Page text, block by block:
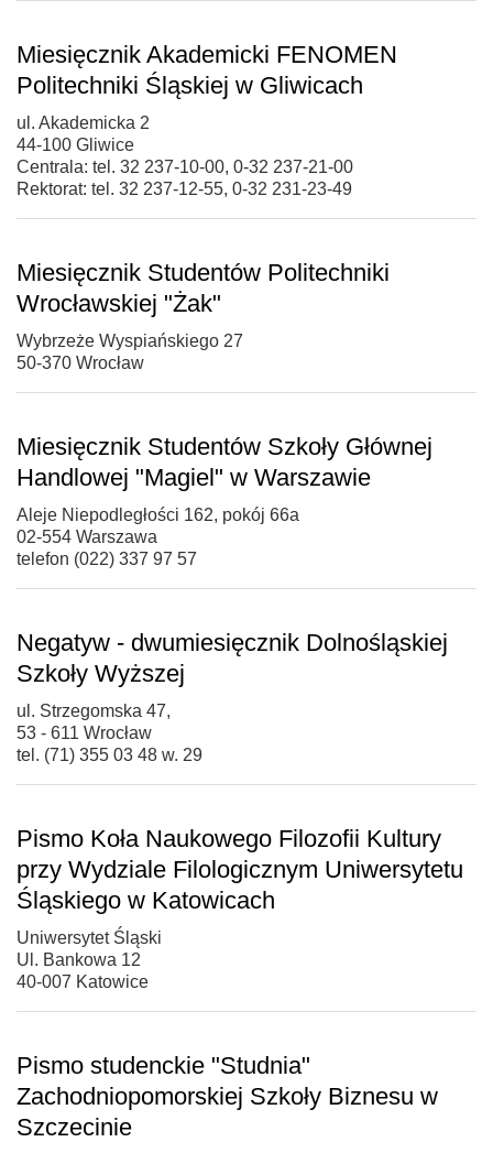
Miesięcznik Akademicki FENOMEN
Politechniki Śląskiej w Gliwicach
ul. Akademicka 2
44-100 Gliwice
Centrala: tel. 32 237-10-00, 0-32 237-21-00
Rektorat: tel. 32 237-12-55, 0-32 231-23-49
Miesięcznik Studentów Politechniki
Wrocławskiej "Żak"
Wybrzeże Wyspiańskiego 27
50-370 Wrocław
Miesięcznik Studentów Szkoły Głównej
Handlowej "Magiel" w Warszawie
Aleje Niepodległości 162, pokój 66a
02-554 Warszawa
telefon (022) 337 97 57
Negatyw - dwumiesięcznik Dolnośląskiej
Szkoły Wyższej
ul. Strzegomska 47,
53 - 611 Wrocław
tel. (71) 355 03 48 w. 29
Pismo Koła Naukowego Filozofii Kultury
przy Wydziale Filologicznym Uniwersytetu
Śląskiego w Katowicach
Uniwersytet Śląski
Ul. Bankowa 12
40-007 Katowice
Pismo studenckie "Studnia"
Zachodniopomorskiej Szkoły Biznesu w
Szczecinie